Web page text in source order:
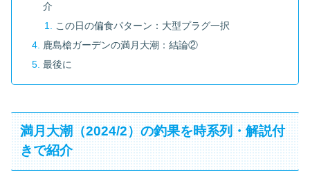
介
この日の偏食パターン：大型プラグ一択
鹿島槍ガーデンの満月大潮：結論②
最後に
満月大潮（2024/2）の釣果を時系列・解説付
きで紹介